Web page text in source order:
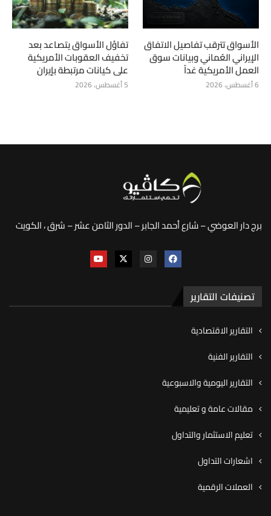
الأسواق تترقب تفاصيل الاتفاق
الإيراني العُماني وبيانات سوق
العمل الأمريكية غداً
6 أغسطس، 2026
تفاؤل الأسواق يتصاعد بعد
تخفيف العقوبات الأمريكية
على كيانات مرتبطة بإيران
5 أغسطس، 2026
برج دار العوضي – شارع أحمد الجابر – الدور الثامن عشر – شرق ، الكويت
تصنيفات التقارير
التقارير الاقتصادية
التقارير الفنية
التقارير اليومية والاسبوعية
مقالات عامة و تعليمية
تعليم الاستثمار والتداول
اشعارات التداول
العملات الرقمية